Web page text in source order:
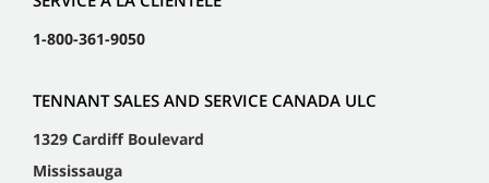
1-800-361-9050
TENNANT SALES AND SERVICE CANADA ULC
1329 Cardiff Boulevard
Mississauga